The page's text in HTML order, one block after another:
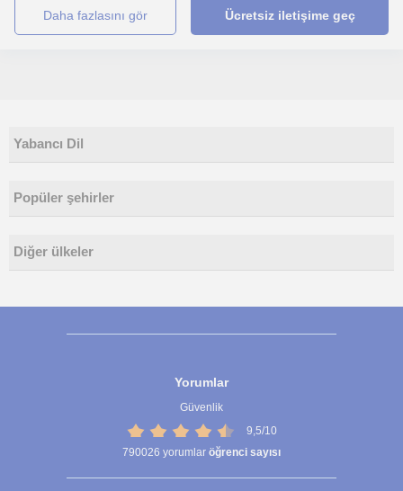
daha fazlasını gör Ücretsiz iletişime geç
Yabancı Dil
Popüler şehirler
Diğer ülkeler
Yorumlar
Güvenlik
9,5/10
790026 yorumlar öğrenci sayısı